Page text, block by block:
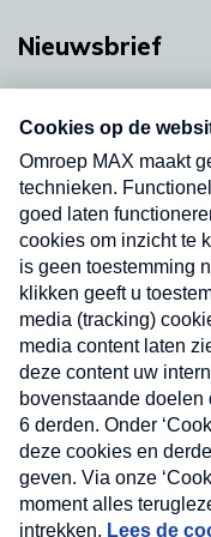
Nieuwsbrief
nieuwsbrief. Elke
uw mailbox.
Nieuwsbrief
Neem hier een
nieuwsbrief. Elke